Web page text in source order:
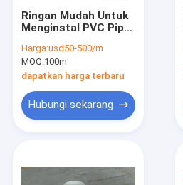
Ringan Mudah Untuk
Menginstal PVC Pipa
Kekuatan tarik tinggi
Untuk Proyek
Harga:usd50-500/m
MOQ:100m
dapatkan harga terbaru
Hubungi sekarang